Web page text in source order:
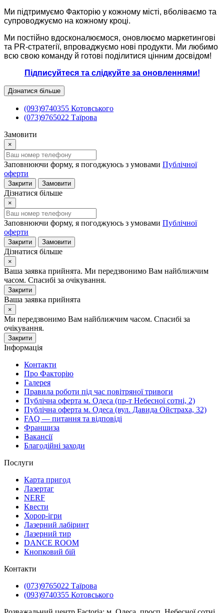
Ми підтримуємо Факторію у кожному місті, вболіваємо та
супроводжуємо на кожному кроці.
Ми постійно вдосконалюємося, оновлюємо маркетингові
та PR-стратегії, впроваджуємо нові продукти. Ми любимо
всю свою команду й готові поділитися цінним досвідом!
Підписуйтеся та слідкуйте за оновленнями!
Дізнатися більше
(093)9740355 Котовського
(073)9765022 Таїрова
Замовити
×
Заповнюючи форму, я погоджуюсь з умовами Публічної
оферти
Закрити Замовити
Дізнатися більше
×
Заповнюючи форму, я погоджуюсь з умовами Публічної
оферти
Закрити Замовити
Дізнатися більше
×
Ваша заявка прийнята. Ми передзвонимо Вам найближчим
часом. Спасибі за очікування.
Закрити
Ваша заявка прийнята
×
Ми передзвонимо Вам найближчим часом. Спасибі за
очікування.
Закрити
Інформація
Контакти
Про Факторію
Галерея
Правила роботи під час повітряної тривоги
Публічна оферта м. Одеса (пр-т Небесної сотні, 2)
Публічна оферта м. Одеса (вул. Давида Ойстраха, 32)
FAQ — питання та відповіді
Франшиза
Вакансії
Благодійні заходи
Послуги
Карта пригод
Лазертаг
NERF
Квести
Хорор-ігри
Лазерний лабіринт
Лазерний тир
DANCE ROOM
Кнопковий бій
Контакти
(073)9765022 Таїрова
(093)9740355 Котовського